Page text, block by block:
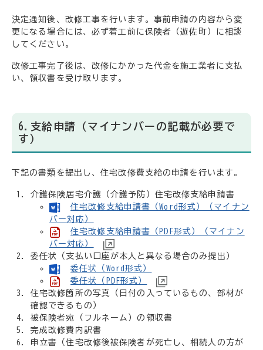
決定通知後、改修工事を行います。事前申請の内容から変
更になる場合には、必ず着工前に保険者（遊佐町）に相談
してください。
改修工事完了後は、改修にかかった代金を施工業者に支払
い、領収書を受け取ります。
6.支給申請（マイナンバーの記載が必要で
す）
下記の書類を提出し、住宅改修費支給の申請を行います。
介護保険居宅介護（介護予防）住宅改修支給申請書
住宅改修支給申請書（Word形式）（マイナン
バー対応）
住宅改修支給申請書（PDF形式）（マイナン
バー対応）
委任状（支払い口座が本人と異なる場合のみ提出）
委任状（Word形式）
委任状（PDF形式）
住宅改修箇所の写真（日付の入っているもの、部材が
確認できるもの）
被保険者宛（フルネーム）の領収書
完成改修費内訳書
申立書（住宅改修後被保険者が死亡し、相続人の方が